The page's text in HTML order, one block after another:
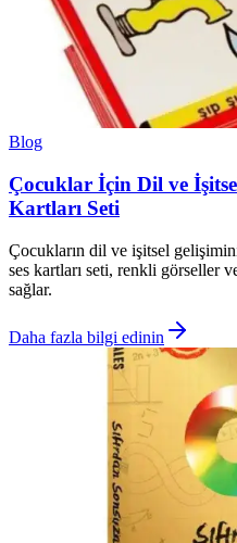
Blog
Çocuklar İçin Dil ve
Kartları Seti
Çocukların dil ve işitsel
ses kartları seti, renkli görseller
sağlar.
Daha fazla bilgi edinin